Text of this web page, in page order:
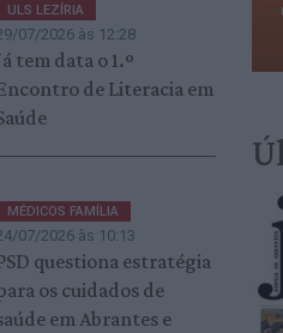
ULS LEZÍRIA
07/2026 às 12:28
tem data o 1.º
de Literacia em
MÉDICOS FAMÍLIA
07/2026 às 10:13
questiona estratégia
os cuidados de
em Abrantes e